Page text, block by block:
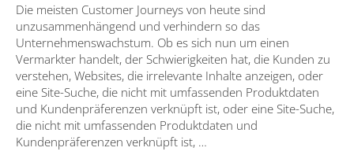
Die meisten Customer Journeys von heute sind
unzusammenhängend und verhindern so das
Unternehmenswachstum. Ob es sich nun um einen
Vermarkter handelt, der Schwierigkeiten hat, die Kunden zu
verstehen, Websites, die irrelevante Inhalte anzeigen, oder
eine Site-Suche, die nicht mit umfassenden Produktdaten
und Kundenpräferenzen verknüpft ist, oder eine Site-Suche,
die nicht mit umfassenden Produktdaten und
Kundenpräferenzen verknüpft ist, …